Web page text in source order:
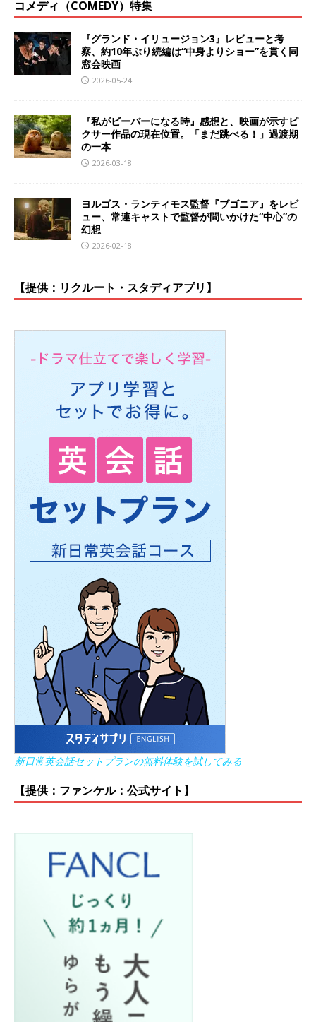
コメディ（COMEDY）特集
『グランド・イリュージョン3』レビューと考
察、約10年ぶり続編は“中身よりショー”を貫く同
窓会映画
2026-05-24
『私がビーバーになる時』感想と、映画が示すピ
クサー作品の現在位置。「まだ跳べる！」過渡期
の一本
2026-03-18
ヨルゴス・ランティモス監督『ブゴニア』をレビ
ュー、常連キャストで監督が問いかけた“中心”の
幻想
2026-02-18
【提供：リクルート・スタディアプリ】
新日常英会話セットプランの無料体験を試してみる
【提供：ファンケル：公式サイト】